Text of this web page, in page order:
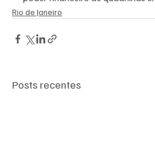
Rio de Janeiro
Posts recentes